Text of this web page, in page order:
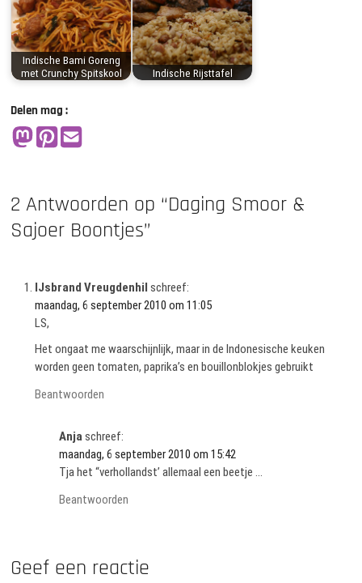
Indische Bami Goreng
met Crunchy Spitskool
Indische Rijsttafel
Delen mag :
2 Antwoorden op “Daging Smoor &
Sajoer Boontjes”
IJsbrand Vreugdenhil schreef:
maandag, 6 september 2010 om 11:05
LS,
Het ongaat me waarschijnlijk, maar in de Indonesische keuken
worden geen tomaten, paprika’s en bouillonblokjes gebruikt
Beantwoorden
Anjaschreef:
maandag, 6 september 2010 om 15:42
Tja het “verhollandst’ allemaal een beetje …
Beantwoorden
Geef een reactie